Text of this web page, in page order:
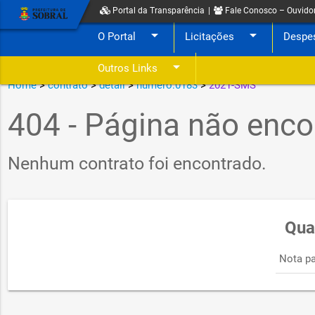
Portal da Transparência Fale Conosco –
O Portal arrow_drop_down Licitações arrow_drop_down
Outros Links arrow_drop_down
Home>contrato>detail>numero:0183>2021-SMS
404 - Página não
Nenhum contrato foi encontrado.
Nota